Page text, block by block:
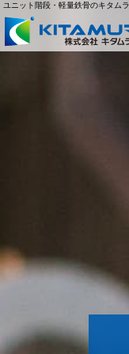
ユニット階段・軽量鉄骨のキタムラ